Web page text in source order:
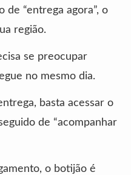
de “entrega agora”, o
região.
se preocupar
no mesmo dia.
basta acessar o
de “acompanhar
o botijão é